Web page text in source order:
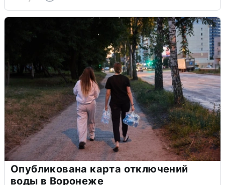
Опубликована карта отключений
воды в Воронеже